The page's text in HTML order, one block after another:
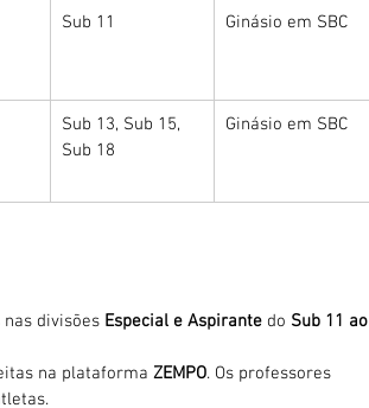
Sub 11 Ginásio em SBC
Sub 13, Sub 15,
Sub 18
Ginásio em SBC
divisões Especial e Aspirante do Sub 11 ao
na plataforma ZEMPO. Os professores